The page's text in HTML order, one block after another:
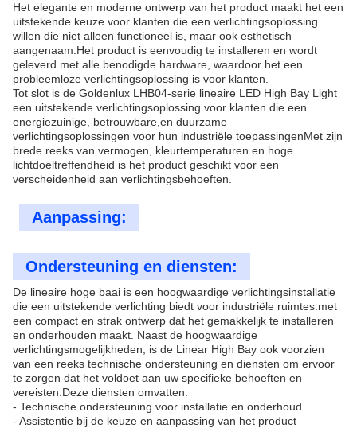
Het elegante en moderne ontwerp van het product maakt het een
uitstekende keuze voor klanten die een verlichtingsoplossing
willen die niet alleen functioneel is, maar ook esthetisch
aangenaam.Het product is eenvoudig te installeren en wordt
geleverd met alle benodigde hardware, waardoor het een
probleemloze verlichtingsoplossing is voor klanten.
Tot slot is de Goldenlux LHB04-serie lineaire LED High Bay Light
een uitstekende verlichtingsoplossing voor klanten die een
energiezuinige, betrouwbare,en duurzame
verlichtingsoplossingen voor hun industriële toepassingenMet zijn
brede reeks van vermogen, kleurtemperaturen en hoge
lichtdoeltreffendheid is het product geschikt voor een
verscheidenheid aan verlichtingsbehoeften.
Aanpassing:
Ondersteuning en diensten:
De lineaire hoge baai is een hoogwaardige verlichtingsinstallatie
die een uitstekende verlichting biedt voor industriële ruimtes.met
een compact en strak ontwerp dat het gemakkelijk te installeren
en onderhouden maakt. Naast de hoogwaardige
verlichtingsmogelijkheden, is de Linear High Bay ook voorzien
van een reeks technische ondersteuning en diensten om ervoor
te zorgen dat het voldoet aan uw specifieke behoeften en
vereisten.Deze diensten omvatten:
- Technische ondersteuning voor installatie en onderhoud
- Assistentie bij de keuze en aanpassing van het product